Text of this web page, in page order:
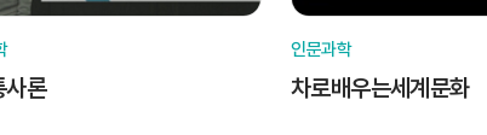
사론
인문과학
차로배우는세계문화